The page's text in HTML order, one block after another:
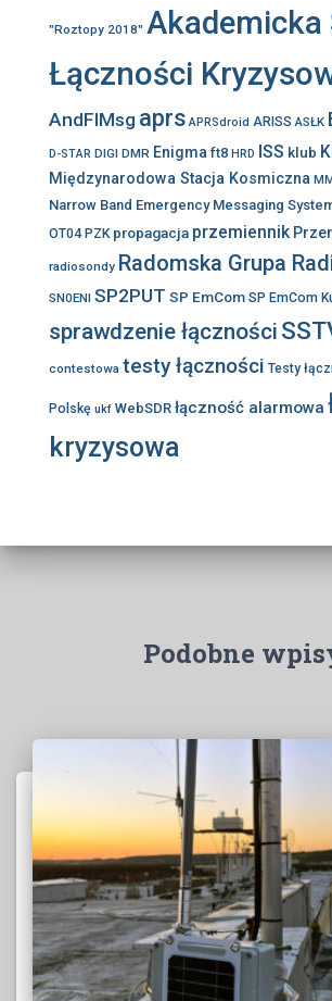
"Roztopy 2018" Akademicka
Łączności
AndFlMsg aprs APRSdroid ARISS ASŁK
D-STAR DIGI DMR Enigma ft8 HRD ISS klub
Międzynarodowa Stacja Kosmiczna
Narrow Band Emergency Messaging
OT04 PZK propagacja przemiennik
radiosondy Radomska Grupa
SN0ENI SP2PUT SP EmCom SP EmCom
sprawdzenie łączności
contestowa testy łączności Testy
Polskę ukf WebSDR łączność alarmowa
kryzysowa
Podobne